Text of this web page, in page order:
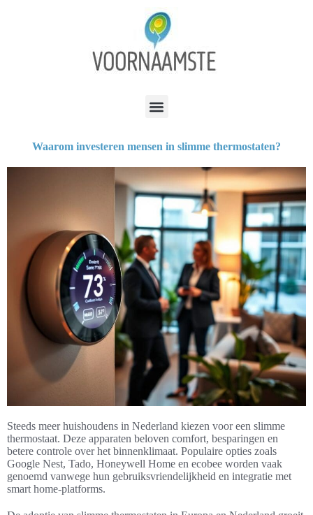
Waarom investeren mensen in slimme thermostaten?
Steeds meer huishoudens in Nederland kiezen voor een slimme
thermostaat. Deze apparaten beloven comfort, besparingen en
betere controle over het binnenklimaat. Populaire opties zoals
Google Nest, Tado, Honeywell Home en ecobee worden vaak
genoemd vanwege hun gebruiksvriendelijkheid en integratie met
smart home-platforms.